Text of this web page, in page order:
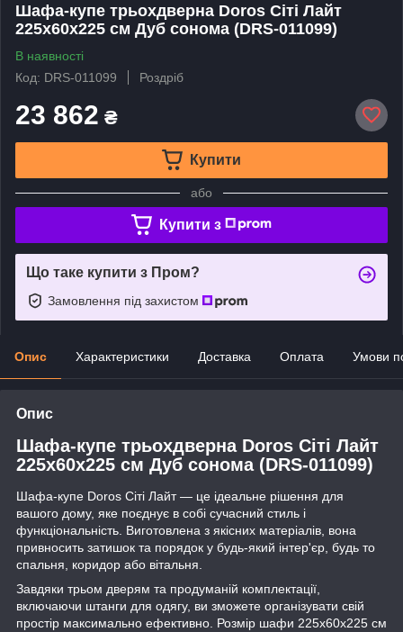
Шафа-купе трьохдверна Doros Сіті Лайт
225х60х225 см Дуб сонома (DRS-011099)
В наявності
Код: DRS-011099
Роздріб
23 862 ₴
Купити
або
Купити з
Що таке купити з Пром?
Замовлення під захистом
Опис Характеристики Доставка Оплата Умови
Опис
Шафа-купе трьохдверна Doros Сіті Лайт
225х60х225 см Дуб сонома (DRS-011099)
Шафа-купе Doros Сіті Лайт — це ідеальне рішення для
вашого дому, яке поєднує в собі сучасний стиль і
функціональність. Виготовлена з якісних матеріалів, вона
привносить затишок та порядок у будь-який інтер'єр, будь то
спальня, коридор або вітальня.
Завдяки трьом дверям та продуманій комплектації,
включаючи штанги для одягу, ви зможете організувати свій
простір максимально ефективно. Розмір шафи 225х60х225 см